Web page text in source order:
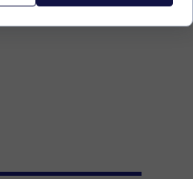
Artystyczna